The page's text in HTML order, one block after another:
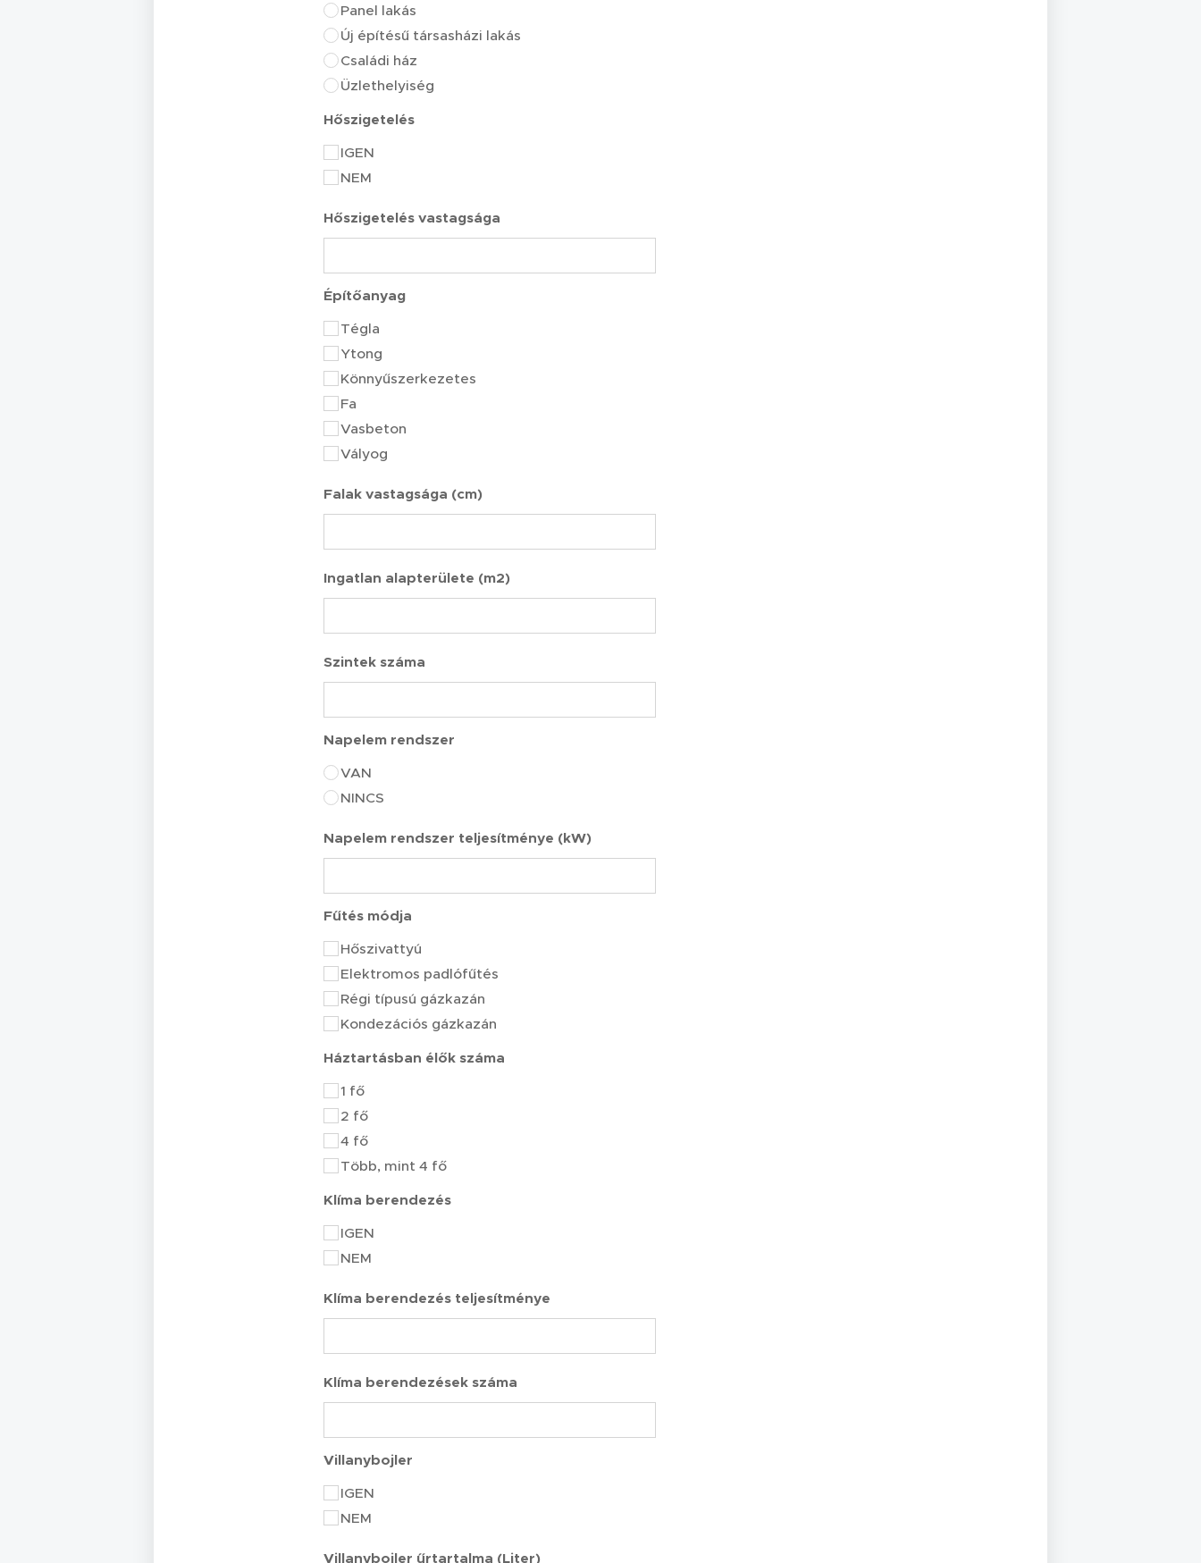
Panel lakás
Új építésű társasházi lakás
Családi ház
Üzlethelyiség
Hőszigetelés
IGEN
NEM
Hőszigetelés vastagsága
Építőanyag
Tégla
Ytong
Könnyűszerkezetes
Fa
Vasbeton
Vályog
Falak vastagsága (cm)
Ingatlan alapterülete (m2)
Szintek száma
Napelem rendszer
VAN
NINCS
Napelem rendszer teljesítménye (kW)
Fűtés módja
Hőszivattyú
Elektromos padlófűtés
Régi típusú gázkazán
Kondezációs gázkazán
Háztartásban élők száma
1 fő
2 fő
4 fő
Több, mint 4 fő
Klíma berendezés
IGEN
NEM
Klíma berendezés teljesítménye
Klíma berendezések száma
Villanybojler
IGEN
NEM
Villanybojler űrtartalma (Liter)